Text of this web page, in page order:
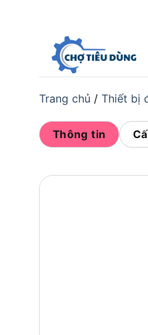
Trang chủ / Thiết bị
Thông tin